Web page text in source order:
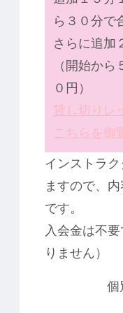
ら３０分で
さらに追加
（開始か
０円）
貸し切りレ
こちらを御
インストラ
ますので、
です。
入会金は不
りません）
個